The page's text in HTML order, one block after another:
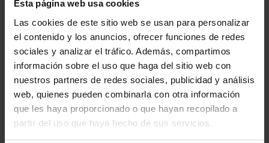
Esta página web usa cookies
Las cookies de este sitio web se usan para personalizar
el contenido y los anuncios, ofrecer funciones de redes
sociales y analizar el tráfico. Además, compartimos
información sobre el uso que haga del sitio web con
nuestros partners de redes sociales, publicidad y análisis
web, quienes pueden combinarla con otra información
que les haya proporcionado o que hayan recopilado a
partir del uso que haya hecho de sus servicios.
gráficos como de las diferentes ediciones del festival. Allí
estaban también representantes de las instituciones que
impulsoras de Aquitaine.eus.
A continuación, en el auditorio, llegó el concierto del trio
vasco Iñaki Salvador Trio. No había más que ver la gente
que se quedó fuera, sin entrada, para apreciar el éxito de